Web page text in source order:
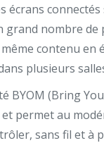
écrans connectés
grand nombre de
contenu en
plusieurs
BYOM (Bring
permet au
sans fil et à